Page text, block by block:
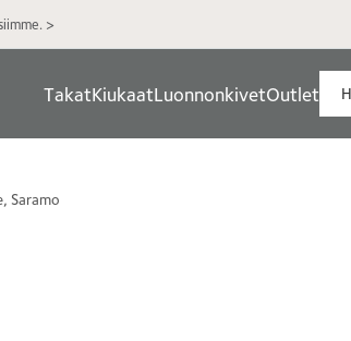
>
TakatKiukaatLuonnonkivetOutlet
Saramo